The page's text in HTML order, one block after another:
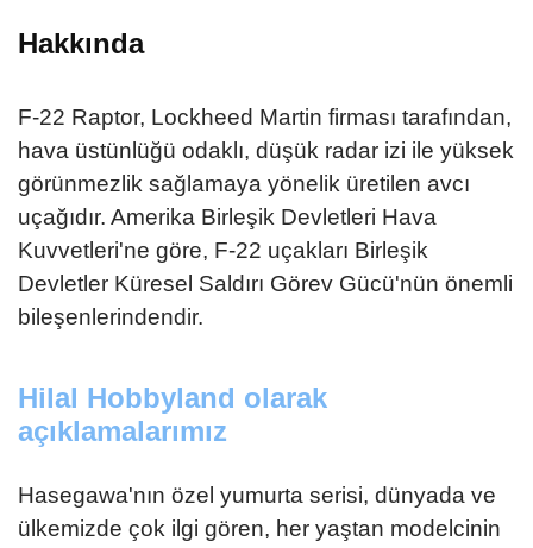
Hakkında
F-22 Raptor, Lockheed Martin firması tarafından,
hava üstünlüğü odaklı, düşük radar izi ile yüksek
görünmezlik sağlamaya yönelik üretilen avcı
uçağıdır. Amerika Birleşik Devletleri Hava
Kuvvetleri'ne göre, F-22 uçakları Birleşik
Devletler Küresel Saldırı Görev Gücü'nün önemli
bileşenlerindendir.
Hilal Hobbyland olarak
açıklamalarımız
Hasegawa'nın özel yumurta serisi, dünyada ve
ülkemizde çok ilgi gören, her yaştan modelcinin